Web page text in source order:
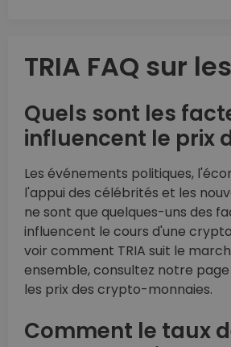
TRIA FAQ sur
Quels sont les
influencent le prix
Les événements politiques,
l'appui des célébrités et les
ne sont que quelques-uns des
influencent le cours d'une
voir comment TRIA suit le
ensemble, consultez notre
les prix des crypto-monnaies.
Comment le taux